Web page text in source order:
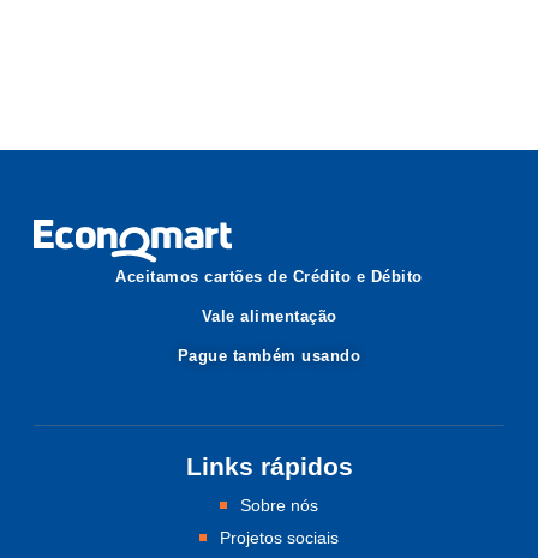
Aceitamos cartões de Crédito e Débito
Vale alimentação
Pague também usando
Links rápidos
Sobre nós
Projetos sociais